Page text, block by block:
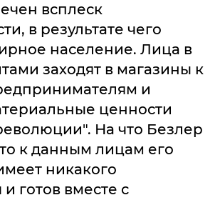
всплеск
в результате чего
население. Лица в
заходят в магазины к
и
ценности
На что Безлер
к данным лицам его
никакого
готов вместе с